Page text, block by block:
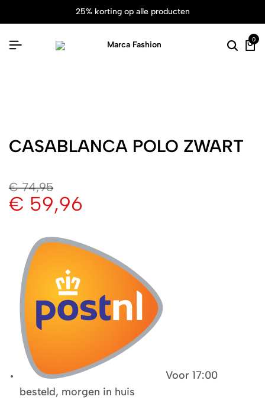
25% korting op alle producten
0
CASABLANCA POLO ZWART
€74,95
€ 59,96
Voor 17:00
besteld, morgen in huis